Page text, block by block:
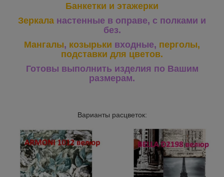
Банкетки и этажерки
Зеркала настенные в оправе, с полками и
без.
Мангалы, козырьки входные, перголы,
подставки для цветов.
Готовы выполнить изделия по Вашим
размерам.
Варианты расцветок: